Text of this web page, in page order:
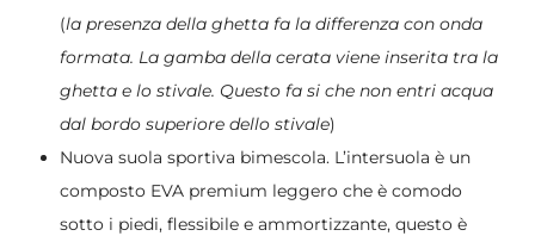
(la presenza della ghetta fa la differenza con onda
formata. La gamba della cerata viene inserita tra la
ghetta e lo stivale. Questo fa si che non entri acqua
dal bordo superiore dello stivale)
Nuova suola sportiva bimescola. L’intersuola è un
composto EVA premium leggero che è comodo
sotto i piedi, flessibile e ammortizzante, questo è